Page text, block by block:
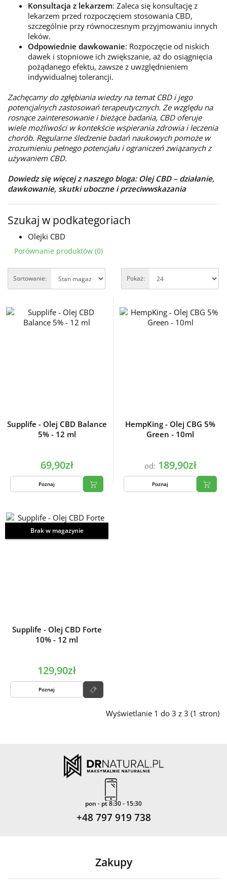
Konsultacja z lekarzem: Zaleca się konsultację z
lekarzem przed rozpoczęciem stosowania CBD,
szczególnie przy równoczesnym przyjmowaniu innych
leków.
Odpowiednie dawkowanie: Rozpoczęcie od niskich
dawek i stopniowe ich zwiększanie, aż do osiągnięcia
pożądanego efektu, zawsze z uwzględnieniem
indywidualnej tolerancji.
Zachęcamy do zgłębiania wiedzy na temat CBD i jego
potencjalnych zastosowań terapeutycznych. Ze względu na
rosnące zainteresowanie i bieżące badania, CBD oferuje
wiele możliwości w kontekście wspierania zdrowia i leczenia
chorób. Regularne śledzenie badań naukowych pomoże w
zrozumieniu pełnego potencjału i ograniczeń związanych z
używaniem CBD.
Dowiedz się więcej z naszego bloga: Olej CBD – działanie,
dawkowanie, skutki uboczne i przeciwwskazania
Szukaj w podkategoriach
Olejki CBD
Porównanie produktów (0)
Sortowanie: Pokaż:
Supplife - Olej CBD Balance
5% - 12 ml
69,90zł
Poznaj
HempKing - Olej CBG 5%
Green - 10ml
od: 189,90zł
Poznaj
Brak w magazynie
Supplife - Olej CBD Forte
10% - 12 ml
129,90zł
Poznaj
Wyświetlanie 1 do 3 z 3 (1 stron)
pon - pt 8:30 - 15:30
+48 797 919 738
Zakupy